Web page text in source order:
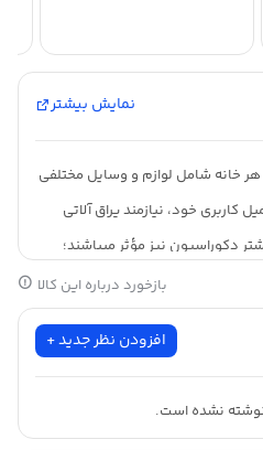
نمایش بیشتر
خانه شامل لوازم و وسایل مختلفی
خود، نیازمند یراق آلاتی
دکوراسیون نیز مؤثر میباشند؛
یراق آلات طبقه بندی میشوند.
نصب میشوند و قسمت دوم که
بازخورد درباره این کالا
افزودن نظر جدید +
نشده است.